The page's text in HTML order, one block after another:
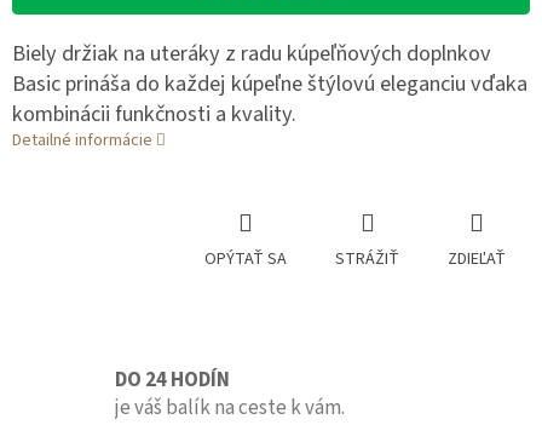
Biely držiak na uteráky z radu kúpeľňových doplnkov
Basic prináša do každej kúpeľne štýlovú eleganciu vďaka
kombinácii funkčnosti a kvality.
Detailné informácie
OPÝTAŤ SA STRÁŽIŤ ZDIEĽAŤ
DO 24 HODÍN
je váš balík na ceste k vám.